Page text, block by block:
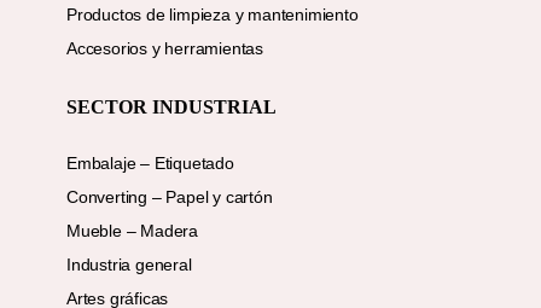
Productos de limpieza y mantenimiento
Accesorios y herramientas
SECTOR INDUSTRIAL
Embalaje – Etiquetado
Converting – Papel y cartón
Mueble – Madera
Industria general
Artes gráficas